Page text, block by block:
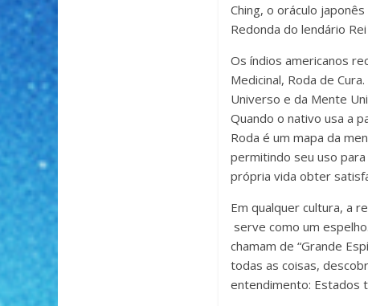
Ching, o oráculo
Redonda do lendário
Os índios americanos
Medicinal, Roda de
Universo e da Mente
Quando o nativo usa a
Roda é um mapa da
permitindo seu uso
própria vida obter
Em qualquer cultura, a
serve como um
chamam de “Grande
todas as coisas,
entendimento: Estados